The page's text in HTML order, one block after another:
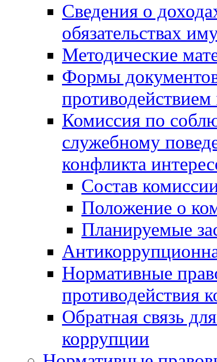
Сведения о
обязательствах
Методические
Формы
Комиссия по
служебному
конфликта
Состав
Положение о
Планируемые
Нормативные
противодействия
Обратная связь
коррупции